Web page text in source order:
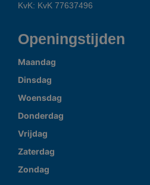
KvK: KvK 77637496
Openingstijden
Maandag
Dinsdag
Woensdag
Donderdag
Vrijdag
Zaterdag
Zondag